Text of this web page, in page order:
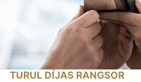
TURUL DÍJAS RANGSOR